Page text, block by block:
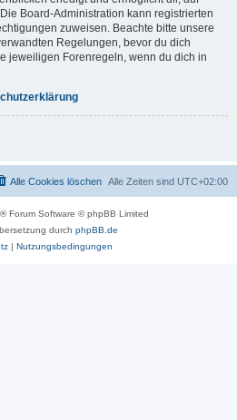
Board-Administration kann registrierten
zuweisen. Beachte bitte unsere
Regelungen, bevor du dich
jeweiligen Forenregeln, wenn du dich in
Alle Zeiten sind UTC+02:00
Alle Cookies löschen
® Forum Software © phpBB Limited
durch phpBB.de
| Nutzungsbedingungen